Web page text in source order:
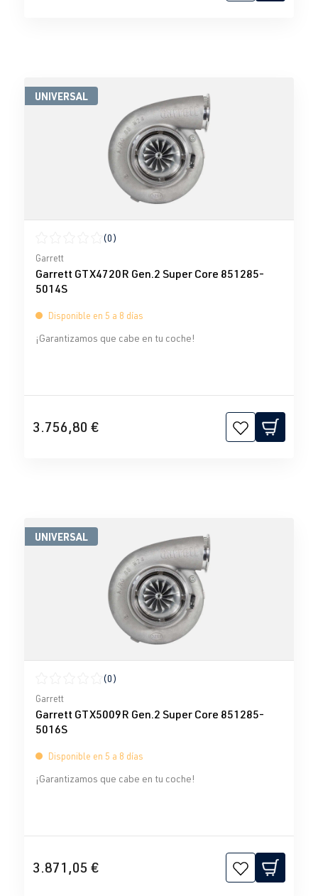
UNIVERSAL
Calificación promedio de 0 de 5 estrellas
(0)
Garrett
Garrett GTX4720R Gen.2 Super Core 851285-
5014S
Disponible en 5 a 8 días
¡Garantizamos que cabe en tu coche!
3.756,80 €
UNIVERSAL
Calificación promedio de 0 de 5 estrellas
(0)
Garrett
Garrett GTX5009R Gen.2 Super Core 851285-
5016S
Disponible en 5 a 8 días
¡Garantizamos que cabe en tu coche!
3.871,05 €